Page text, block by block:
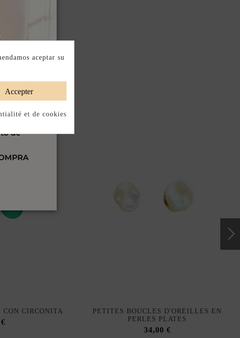
CON CIRCONITA
PETITES BOUCLES D'OREILLES EN
PERLES PLATES
34,00 €
aceptar su
Accepter
et de cookies